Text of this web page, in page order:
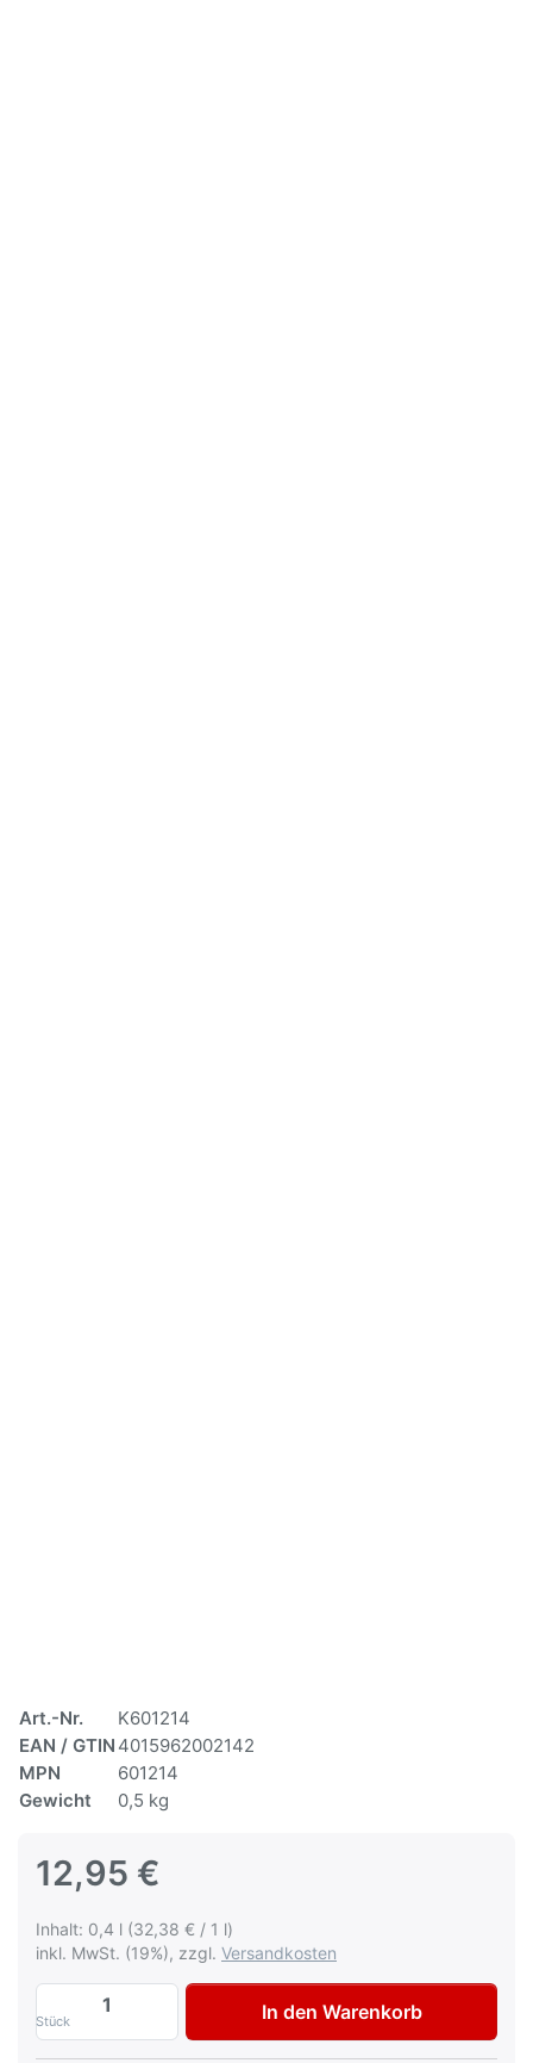
Art.-Nr.
K601214
EAN / GTIN 4015962002142
MPN
601214
Gewicht
0,5 kg
12,95 €
Inhalt: 0,4 l (32,38 € / 1 l)
inkl. MwSt. (19%), zzgl. Versandkosten
Stück
Multona Autolack für Kia N7 Carbon
In den Warenkorb